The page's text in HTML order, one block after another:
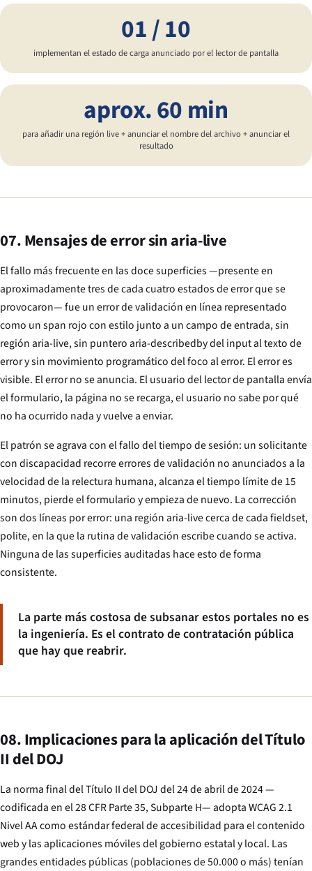
01 / 10
implementan el estado de carga anunciado por el lector de pantalla
aprox. 60 min
para añadir una región live + anunciar el nombre del archivo + anunciar el
resultado
07. Mensajes de error sin aria-live
El fallo más frecuente en las doce superficies —presente en
aproximadamente tres de cada cuatro estados de error que se
provocaron— fue un error de validación en línea representado
como un span rojo con estilo junto a un campo de entrada, sin
región aria-live, sin puntero aria-describedby del input al texto de
error y sin movimiento programático del foco al error. El error es
visible. El error no se anuncia. El usuario del lector de pantalla envía
el formulario, la página no se recarga, el usuario no sabe por qué
no ha ocurrido nada y vuelve a enviar.
El patrón se agrava con el fallo del tiempo de sesión: un solicitante
con discapacidad recorre errores de validación no anunciados a la
velocidad de la relectura humana, alcanza el tiempo límite de 15
minutos, pierde el formulario y empieza de nuevo. La corrección
son dos líneas por error: una región aria-live cerca de cada fieldset,
polite, en la que la rutina de validación escribe cuando se activa.
Ninguna de las superficies auditadas hace esto de forma
consistente.
La parte más costosa de subsanar estos portales no es
la ingeniería. Es el contrato de contratación pública
que hay que reabrir.
08. Implicaciones para la aplicación del Título
II del DOJ
La norma final del Título II del DOJ del 24 de abril de 2024 —
codificada en el 28 CFR Parte 35, Subparte H— adopta WCAG 2.1
Nivel AA como estándar federal de accesibilidad para el contenido
web y las aplicaciones móviles del gobierno estatal y local. Las
grandes entidades públicas (poblaciones de 50.000 o más) tenían